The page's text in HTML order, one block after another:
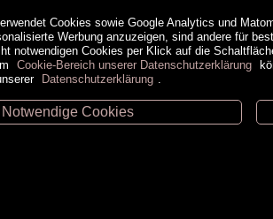
Cookies sowie Google Analytics und
Werbung anzuzeigen, sind andere für
notwendigen Cookies per Klick auf die
Cookie-Bereich unserer Datenschutzerklärung
Datenschutzerklärung
Notwendige Cookies